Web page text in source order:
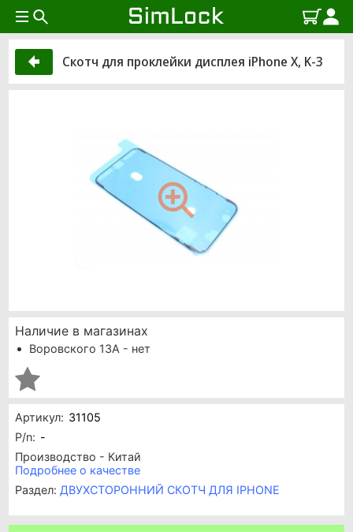
Скотч для проклейки дисплея iPhone X, K-3
Артикул: 31105
P/n: -
Производство - Китай
Подробнее о качестве
Раздел: ДВУХСТОРОННИЙ СКОТЧ ДЛЯ IPHONE
Наличие в магазинах
Воровского 13А - нет